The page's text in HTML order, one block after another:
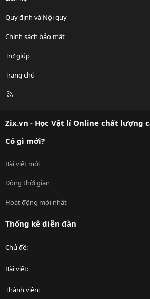
Quy định và Nội quy
Chính sách bảo mật
Trợ giúp
Trang chủ
R
Zix.vn - Học Vật lí Online chất lượng
Có gì mới?
Bài viết mới
Dòng thời gian
Hoạt động mới nhất
Thống kê diễn đàn
Chủ đề
Bài viết
Thành viên